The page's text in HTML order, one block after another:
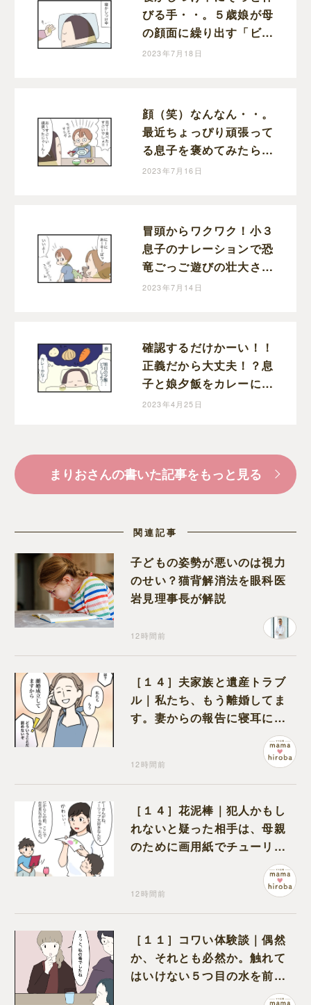
びる手・・。５歳娘が母
の顔面に繰り出す「ビシ
ッ！」に感じた成長と動
2023年7月18日
顔（笑）なんなん・・。
最近ちょっぴり頑張って
る息子を褒めてみたら調
子ぶっこいてきた話｜ま
2023年7月16日
冒頭からワクワク！小３
息子のナレーションで恐
竜ごっご遊びの壮大さが
ハンパない！｜まりおの
2023年7月14日
確認するだけかーい！！
正義だから大丈夫！？息
子と娘夕飯をカレーにし
ようと決めた夜｜まりお
2023年4月25日
まりおさんの書いた記事をもっと見る
関連記事
子どもの姿勢が悪いのは視力
のせい？猫背解消法を眼科医
岩見理事長が解説
12時間前
［１４］夫家族と遺産トラブ
ル｜私たち、もう離婚してま
す。妻からの報告に寝耳に水
12時間前
［１４］花泥棒｜犯人かもし
れないと疑った相手は、母親
のために画用紙でチューリッ
プを作っていただけだった
12時間前
［１１］コワい体験談｜偶然
か、それとも必然か。触れて
はいけない５つ目の水を前に